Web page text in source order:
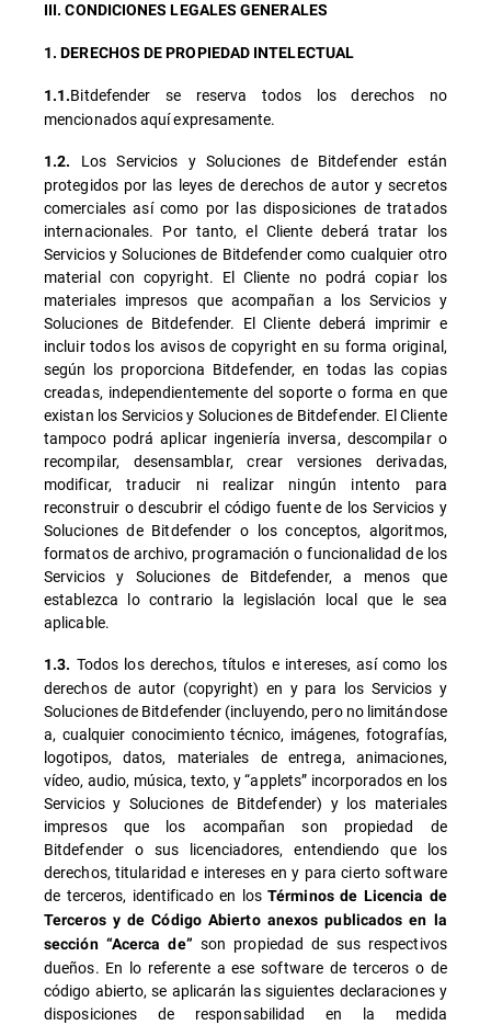
III. CONDICIONES LEGALES GENERALES
1. DERECHOS DE PROPIEDAD INTELECTUAL
1.1.Bitdefender se reserva todos los derechos no
mencionados aquí expresamente.
1.2.
Los Servicios y Soluciones de Bitdefender están
protegidos por las leyes de derechos de autor y secretos
comerciales así como por las disposiciones de tratados
internacionales. Por tanto, el Cliente deberá tratar los
Servicios y Soluciones de Bitdefender como cualquier otro
material con copyright. El Cliente no podrá copiar los
materiales impresos que acompañan a los Servicios y
Soluciones de Bitdefender. El Cliente deberá imprimir e
incluir todos los avisos de copyright en su forma original,
según los proporciona Bitdefender, en todas las copias
creadas, independientemente del soporte o forma en que
existan los Servicios y Soluciones de Bitdefender. El Cliente
tampoco podrá aplicar ingeniería inversa, descompilar o
recompilar, desensamblar, crear versiones derivadas,
modificar, traducir ni realizar ningún intento para
reconstruir o descubrir el código fuente de los Servicios y
Soluciones de Bitdefender o los conceptos, algoritmos,
formatos de archivo, programación o funcionalidad de los
Servicios y Soluciones de Bitdefender, a menos que
establezca lo contrario la legislación local que le sea
aplicable.
1.3. Todos los derechos, títulos e intereses, así como los
derechos de autor (copyright) en y para los Servicios y
Soluciones de Bitdefender (incluyendo, pero no limitándose
a, cualquier conocimiento técnico, imágenes, fotografías,
logotipos, datos, materiales de entrega, animaciones,
vídeo, audio, música, texto, y “applets” incorporados en los
Servicios y Soluciones de Bitdefender) y los materiales
impresos que los acompañan son propiedad de
Bitdefender o sus licenciadores, entendiendo que los
derechos, titularidad e intereses en y para cierto software
de terceros, identificado en losTérminos de Licencia de
Terceros y de Código Abierto anexos publicados en la
sección “Acerca de” son propiedad de sus respectivos
dueños. En lo referente a ese software de terceros o de
código abierto, se aplicarán las siguientes declaraciones y
disposiciones de responsabilidad en la medida